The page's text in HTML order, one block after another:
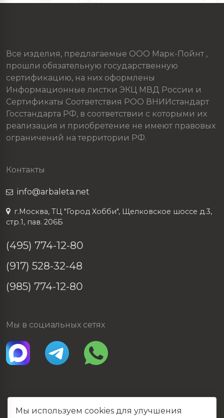
Все изделия, предлагаемые ООО Марк-Пойнт ,
прошли обязательную государственную
сертификацию, на них оформлены
Информационные листки ЭКЦ МВД России и
Сертификаты Соответствия РОО ВНИИстандарт
Госстандарта РФ, в соответствии с которыми их
реализация и приобретение не имеют правовых
ограничений на территории РФ.
Контакты
info@arbaleta.net
г.Москва, ТЦ "Город Хобби", Щелковское шоссе д.3,
стр.1, пав. 206Б
(495) 774-12-80
(917) 528-32-48
(985) 774-12-80
Мы в социальных сетях
Мы используем cookies для улучшения